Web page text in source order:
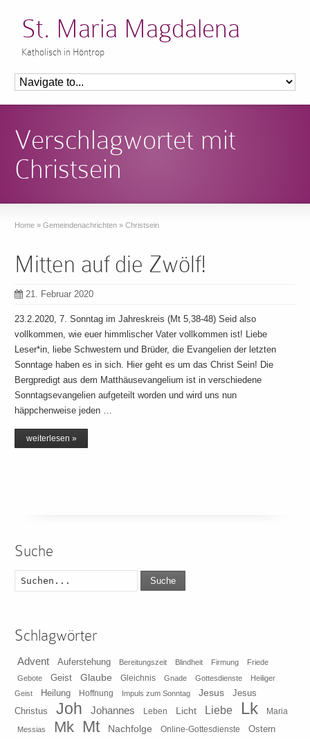
St. Maria Magdalena
Katholisch in Höntrop
Verschlagwortet mit
Christsein
Home » Gemeindenachrichten » Christsein
Mitten auf die Zwölf!
21. Februar 2020
23.2.2020, 7. Sonntag im Jahreskreis (Mt 5,38-48) Seid also
vollkommen, wie euer himmlischer Vater vollkommen ist! Liebe
Leser*in, liebe Schwestern und Brüder, die Evangelien der letzten
Sonntage haben es in sich. Hier geht es um das Christ Sein! Die
Bergpredigt aus dem Matthäusevangelium ist in verschiedene
Sonntagsevangelien aufgeteilt worden und wird uns nun
häppchenweise jeden …
weiterlesen »
Suche
Suche
Schlagwörter
Advent Auferstehung Bereitungszeit Blindheit Firmung
Friede
Gebote
Geist Glaube Gleichnis Gnade Gottesdienste
Heiliger
Geist
Heilung Hoffnung Impuls zum Sonntag Jesus
Jesus
Christus
Joh Johannes Leben Licht Liebe Lk Maria
Messias Mk Mt Nachfolge Online-Gottesdienste Ostern